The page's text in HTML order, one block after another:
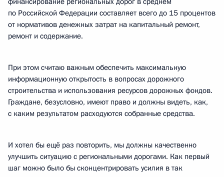
по Российской Федерации составляет всего до 15 процентов
от нормативов денежных затрат на капитальный ремонт,
ремонт и содержание.
При этом считаю важным обеспечить максимальную
информационную открытость в вопросах дорожного
строительства и использования ресурсов дорожных фондов.
Граждане, безусловно, имеют право и должны видеть, как,
с каким результатом расходуются собранные средства.
И хотел бы ещё раз повторить, мы должны качественно
улучшить ситуацию с региональными дорогами. Как первый
шаг можно было бы сконцентрировать усилия в так